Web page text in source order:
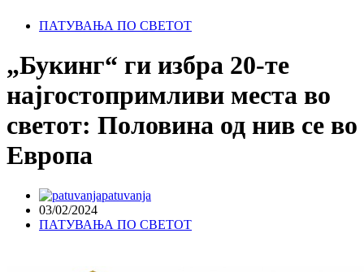
ПАТУВАЊА ПО СВЕТОТ
„Букинг“ ги избра 20-те
најгостопримливи места во
светот: Половина од нив се во
Европа
patuvanja
03/02/2024
ПАТУВАЊА ПО СВЕТОТ